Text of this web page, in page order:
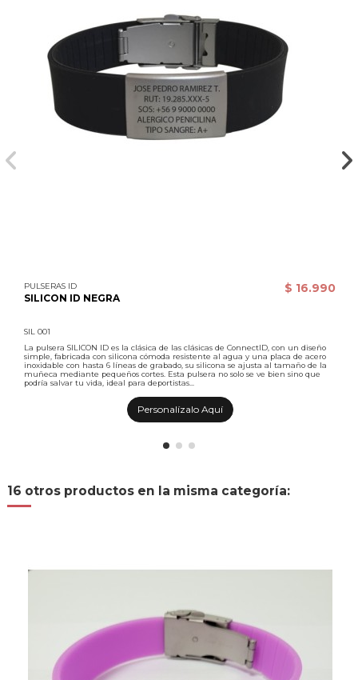
PULSERAS ID
SILICON ID NEGRA
SIL 001
$ 16.990
La pulsera SILICON ID es la clásica de las clásicas de ConnectID, con un diseño
simple, fabricada con silicona cómoda resistente al agua y una placa de acero
inoxidable con hasta 6 líneas de grabado, su silicona se ajusta al tamaño de la
muñeca mediante pequeños cortes. Esta pulsera no solo se ve bien sino que
podría salvar tu vida, ideal para deportistas...
Personalízalo Aquí
16 otros productos en la misma categoría: